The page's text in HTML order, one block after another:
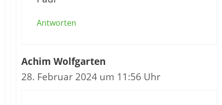
Antworten
Achim Wolfgarten
28. Februar 2024 um 11:56 Uhr